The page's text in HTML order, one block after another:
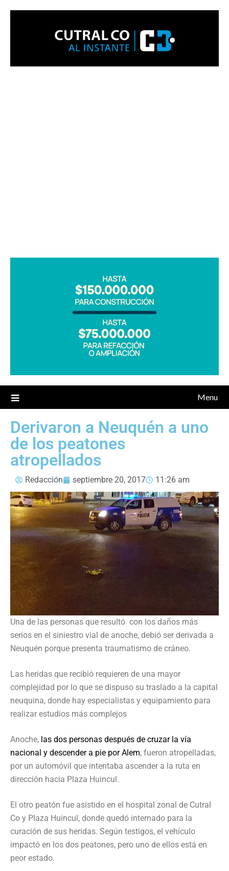
Menu
Derivaron a Neuquén a uno
de los peatones
atropellados
Redacción septiembre 20, 2017 11:26 am
Una de las personas que resultó con los daños más
serios en el siniestro vial de anoche, debió ser derivada a
Neuquén porque presenta traumatismo de cráneo.
Las heridas que recibió requieren de una mayor
complejidad por lo que se dispuso su traslado a la capital
neuquina, donde hay especialistas y equipamiento para
realizar estudios más complejos
Anoche, las dos personas después de cruzar la vía
nacional y descender a pie por Alem, fueron atropelladas,
por un automóvil que intentaba ascender a la ruta en
dirección hacia Plaza Huincul.
El otro peatón fue asistido en el hospital zonal de Cutral
Co y Plaza Huincul, donde quedó internado para la
curación de sus heridas. Según testigos, el vehículo
impactó en los dos peatones, pero uno de ellos está en
peor estado.